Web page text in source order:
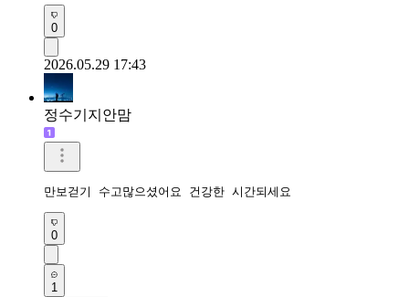
0
2026.05.29 17:43
정수기지안맘
만보걷기 수고많으셨어요 건강한 시간되세요
0
1